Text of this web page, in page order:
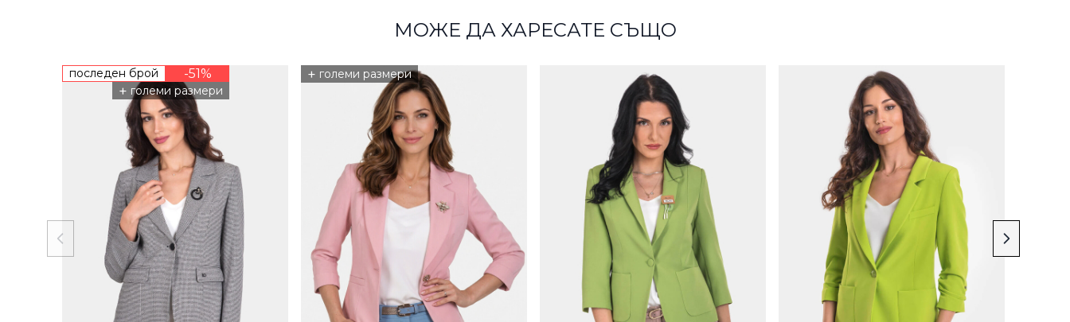
МОЖЕ ДА ХАРЕСАТЕ СЪЩО
последен брой -51%
+ големи размери
+ големи размери